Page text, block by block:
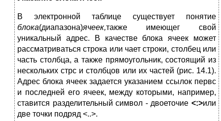
В электронной таблице существует понятие
блока(диапазона)ячеек,также имеющег свой
уникальный адрес. В качестве блока ячеек может
рассматриваться строка или чает строки, столбец или
часть столбца, а также прямоугольник, состоящий из
нескольких стрс и столбцов или их частей (рис. 14.1).
Адрес блока ячеек задается указанием ссылок первс
и последней его ячеек, между которыми, например,
ставится разделительный символ - двоеточие <:>или
две точки подряд <..>.